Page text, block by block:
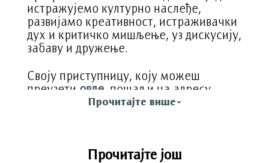
истражујемо културно наслеђе,
развијамо креативност, истраживачки
дух и критичко мишљење, уз дискусију,
забаву и дружење.
Своју приступницу, коју можеш
преузети овде, пошаљи на адресу
Прочитајте више
Прочитајте још